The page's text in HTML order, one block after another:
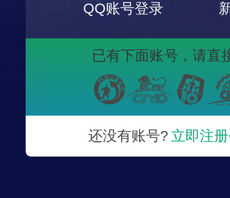
QQ账号登录
已有下面账号， 请直
还没有账号? 立即注